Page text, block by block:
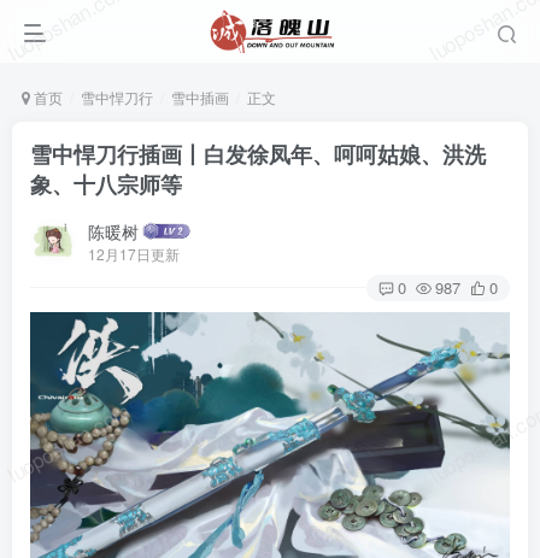
首页 雪中悍刀行 雪中插画 正文
雪中悍刀行插画丨白发徐凤年、呵呵姑娘、洪洗
象、十八宗师等
陈暖树
12月17日更新
0 987 0
luoposhan.com
luoposhan.com